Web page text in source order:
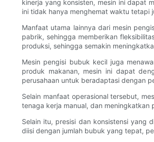
kinerja yang konsisten, mesin ini dapat
ini tidak hanya menghemat waktu tetapi
Manfaat utama lainnya dari mesin
pabrik, sehingga memberikan
produksi, sehingga semakin
Mesin pengisi bubuk kecil juga
produk makanan, mesin ini dapat
perusahaan untuk beradaptasi dengan
Selain manfaat operasional tersebut,
tenaga kerja manual, dan meningkatkan
Selain itu, presisi dan konsistensi yang
diisi dengan jumlah bubuk yang tepat,